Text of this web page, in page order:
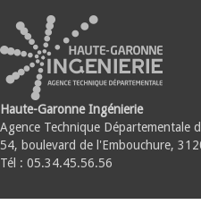
Haute-Garonne Ingénierie
Agence Technique Départementale
54, boulevard de l'Embouchure,
Tél : 05.34.45.56.56